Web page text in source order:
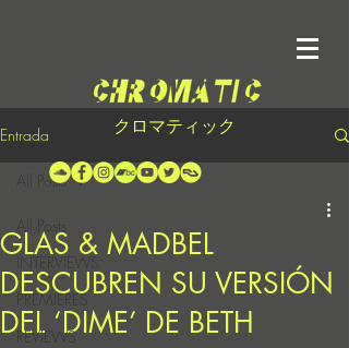
クロマティック
Entrada
INTERVIEWS
PREMIERES
REVIEWS
All Posts
GLAS & MADBEL
DESCUBREN SU VERSIÓN
DEL ‘DIME’ DE BETH